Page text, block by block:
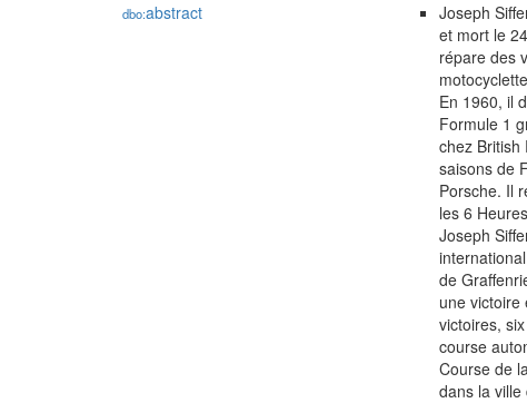
dbo:abstract
Joseph
et mort le
répare des
En 1960, il
Formule 1
chez British
saisons de
Porsche. Il
les 6
Joseph
de
une victoire
victoires,
course
Course de
dans la